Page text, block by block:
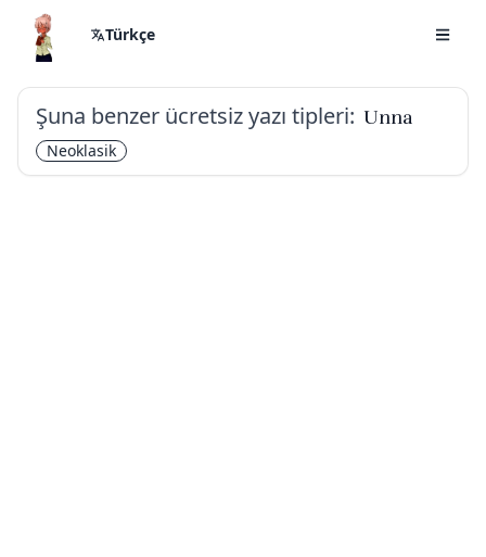
Türkçe
Şuna benzer ücretsiz yazı tipleri: Unna
Neoklasik